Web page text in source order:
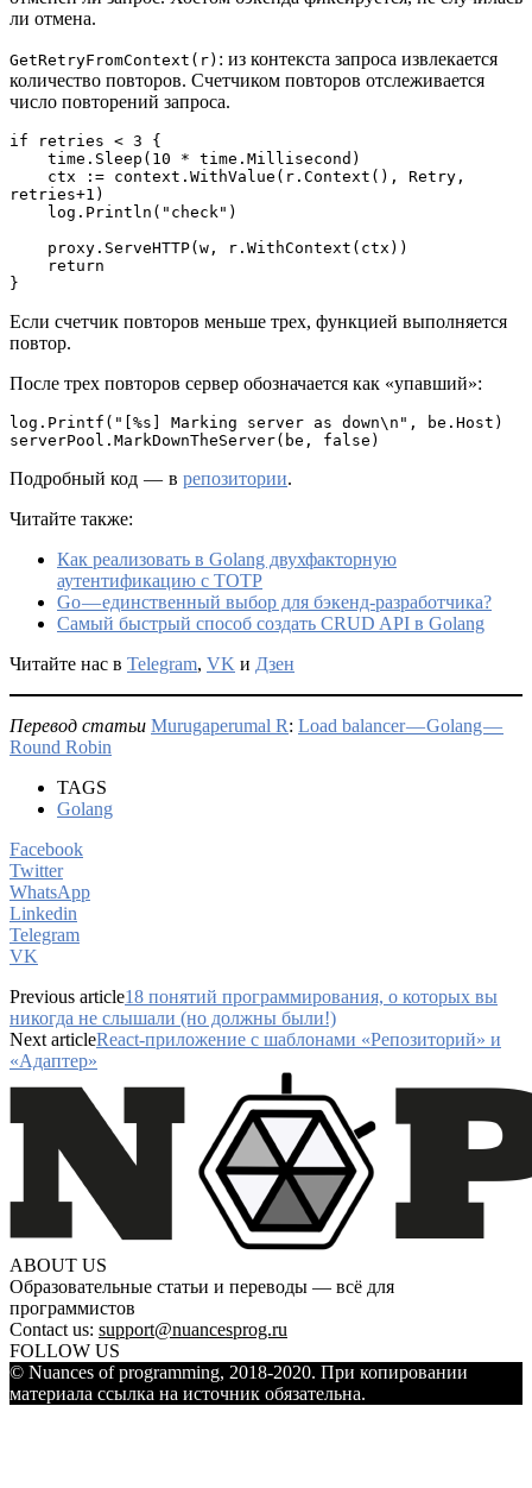
ли отмена.
GetRetryFromContext(r) : из контекста запроса извлекается
количество повторов. Счетчиком повторов отслеживается
число повторений запроса.
if retries < 3 {
    time.Sleep(10 * time.Millisecond)
retries+1)
    log.Println("check")
    proxy.ServeHTTP(w, r.WithContext(ctx))
    return
}
Если счетчик повторов меньше трех, функцией выполняется
повтор.
После трех повторов сервер обозначается как «упавший»:
log.Printf("[%s] Marking server as down\n", be.Host)
serverPool.MarkDownTheServer(be, false)
Подробный код — в репозитории.
Читайте также:
Как реализовать в Golang двухфакторную
аутентификацию с TOTP
Go — единственный выбор для бэкенд-разработчика?
Самый быстрый способ cоздать CRUD API в Golang
Читайте нас в Telegram, VK и Дзен
Перевод статьи Murugaperumal R: Load balancer — Golang —
Round Robin
TAGS
Golang
Facebook
Twitter
WhatsApp
Linkedin
Telegram
VK
Previous article18 понятий программирования, о которых вы
никогда не слышали (но должны были!)
Next articleReact-приложение с шаблонами «Репозиторий» и
«Адаптер»
ABOUT US
Образовательные статьи и переводы — всё для
программистов
Contact us: support@nuancesprog.ru
FOLLOW US
© Nuances of programming, 2018-2020. При копировании
материала ссылка на источник обязательна.